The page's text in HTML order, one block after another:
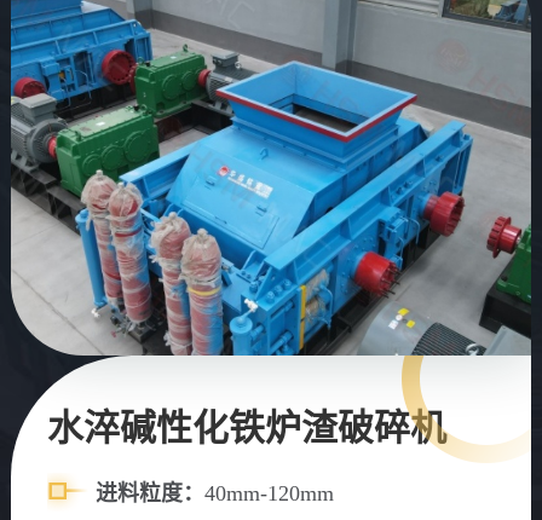
水淬碱性化铁炉渣破碎机
进料粒度： 40mm-120mm